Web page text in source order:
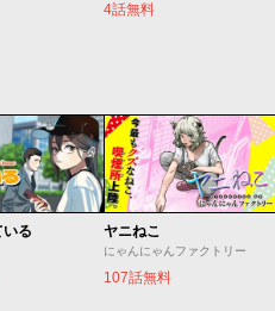
4話無料
る ヤニねこ
にゃんにゃんファクトリー
107話無料